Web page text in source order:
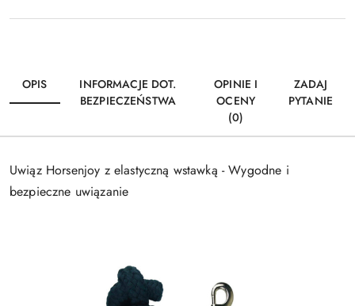
OPIS
INFORMACJE DOT.
BEZPIECZEŃSTWA
OPINIE I
OCENY
(0)
ZADAJ
PYTANIE
Uwiąz Horsenjoy z elastyczną wstawką - Wygodne i
bezpieczne uwiązanie